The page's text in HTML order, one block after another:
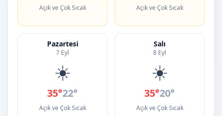
Açık ve Çok Sıcak Açık ve Çok Sıcak
Pazartesi
7 Eyl
☀️
35°22°
Açık ve Çok Sıcak
Salı
8 Eyl
☀️
35°20°
Açık ve Çok Sıcak